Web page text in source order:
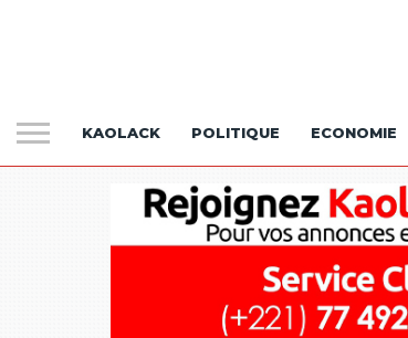
KAOLACK POLITIQUE ECONOMIE